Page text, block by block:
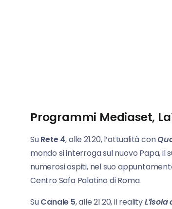
Programmi Mediaset,
SuRete 4, alle 21.20, l’attualità con
mondo si interroga sul nuovo Papa, il
numerosi ospiti, nel suo
Centro Safa Palatino di Roma.
SuCanale 5, alle 21.20, il reality